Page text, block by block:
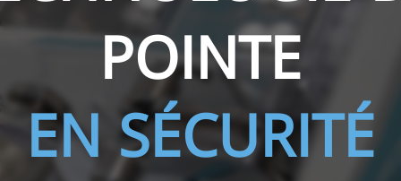
THS/PH21N-FB THS/PH21N-FFV
THS/
D25
POINTE
EN SÉCURITÉ